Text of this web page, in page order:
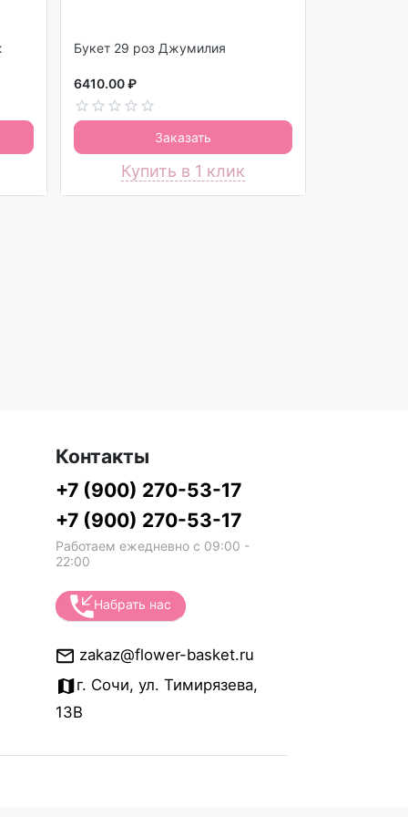
Букет 29 роз Джумилия
6410.00 ₽
Заказать
Купить в 1 клик
Контакты
+7 (900) 270-53-17
+7 (900) 270-53-17
Работаем ежедневно с 09:00 -
22:00
Набрать нас
zakaz@flower-basket.ru
г. Сочи, ул. Тимирязева,
13В